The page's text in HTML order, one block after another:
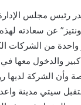
رئيس مجلس
” عن سعادته
واحدة من الشركات
والدخول معها في
وأن الشركة لديها
سيتي مدينة